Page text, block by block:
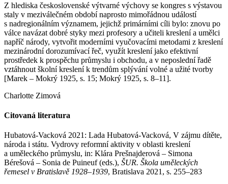
Z hlediska československé výtvarné výchovy se kongres s výstavou
staly v meziválečném období naprosto mimořádnou událostí
s nadregionálním významem, jejichž primárními cíli bylo: znovu po
válce navázat dobré styky mezi profesory a učiteli kreslení a umělci
napříč národy, vytvořit moderními vyučovacími metodami z kreslení
mezinárodní dorozumívací řeč, využít kreslení jako efektivní
prostředek k prospěchu průmyslu i obchodu, a v neposlední řadě
vztáhnout školní kreslení k trendům splývání volné a užité tvorby
[Marek – Mokrý 1925, s. 15; Mokrý 1925, s. 8–11].
Charlotte Zimová
Citovaná literatura
Hubatová-Vacková 2021: Lada Hubatová-Vacková, V zájmu dítěte,
národa i státu. Vydrovy reformní aktivity v oblasti kreslení
a uměleckého průmyslu, in: Klára Prešnajderová – Simona
Bérešová – Sonia de Puineuf (eds.), ŠUR. Škola uměleckých
řemesel v Bratislavě 1928–1939, Bratislava 2021, s. 255–283